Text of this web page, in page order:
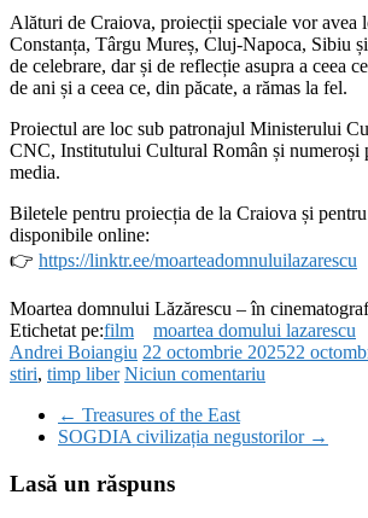
Alături de Craiova, proiecții speciale vor avea
Constanța, Târgu Mureș, Cluj-Napoca, Sibiu
de celebrare, dar și de reflecție asupra a ceea
de ani și a ceea ce, din păcate, a rămas la fel.
Proiectul are loc sub patronajul Ministerului
CNC, Institutului Cultural Român și numeroși
media.
Biletele pentru proiecția de la Craiova și
disponibile online:
👉 https://linktr.ee/moarteadomnuluilazarescu
Moartea domnului Lăzărescu – în
Etichetat pe:film moartea domului lazarescu
Andrei Boiangiu 22 octombrie 202522
stiri, timp liber Niciun comentariu
← Treasures of the East
SOGDIA civilizația negustorilor →
Lasă un răspuns